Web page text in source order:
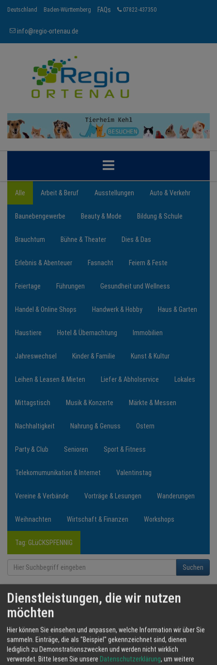
Deutschland Baden-Württemberg FAQs 07822-437350
info@regio-ortenau.de
ORTENAU
BRANCHEN
NEWS
TERMINE
ANGEBOTE
JOBS
Alle Arbeit & Beruf Ausstellungen Auto & Verkehr
Baunebengewerbe Beauty & Mode Bildung & Schule
Brauchtum Bühne & Theater Dies & Das
Erlebnis & Abenteuer Fasnacht Feiern & Feste
Feiertage Führungen Gesundheit und Wellness
Handel & Online Shops Handwerk & Hobby Haus & Garten
Haustiere Hotel & Übernachtung Immobilien
Jahreswechsel Kinder & Familie Kunst & Kultur
Leihen & Leasen & Mieten Liefer & Abholservice Lokales
Mittagstisch Musik & Konzerte Märkte & Messen
Nachhaltigkeit Nahrung & Genuss Ostern
Party & Club Senioren Sport & Fitness
Telekomumunikation & Internet Valentinstag
Vereine & Verbände Vorträge & Lesungen Wanderungen
Weihnachten Wirtschaft & Finanzen Workshops
Tag: GLüCKSPFENNIG
Suchen
Dienstleistungen, die wir nutzen
möchten
Hier können Sie einsehen und anpassen, welche Information wir über Sie
sammeln. Einträge, die als "Beispiel" gekennzeichnet sind, dienen
lediglich zu Demonstrationszwecken und werden nicht wirklich
verwendet. Bitte lesen Sie unsere Datenschutzerklärung, um weitere